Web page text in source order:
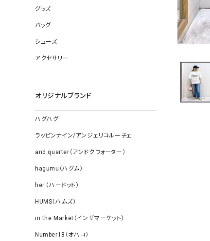
帽子
ソックス
その他
グッズ
バッグ
シューズ
アクセサリー
オリジナルブランド
ハグハグ
ラッピンナイン/アンジェリコルーチェ
and quarter（アンドクウォーター）
hagumu（ハグム）
her.（ハードット）
HUMS（ハムズ）
in the Market（インザマーケット）
Number18（オハコ）